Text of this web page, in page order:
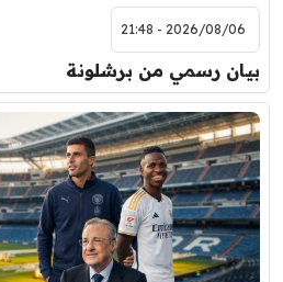
2026/08/06 - 21:48
بيان رسمي من برشلونة